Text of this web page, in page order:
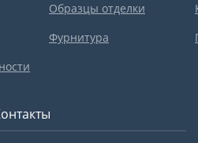
Образцы отделки
Фурнитура